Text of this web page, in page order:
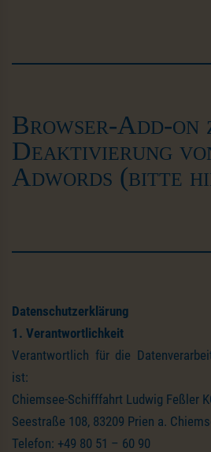
Browser-Add-on
Deaktivierung
Adwords (bitte
Datenschutzerklärung
1. Verantwortlichkeit
Verantwortlich für die
ist:
Chiemsee-Schifffahrt Ludwig Feßler
Seestraße 108, 83209 Prien a.
Telefon: +49 80 51 – 60 90